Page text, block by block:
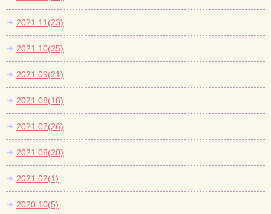
2021.11(23)
2021.10(25)
2021.09(21)
2021.08(18)
2021.07(26)
2021.06(20)
2021.02(1)
2020.10(5)